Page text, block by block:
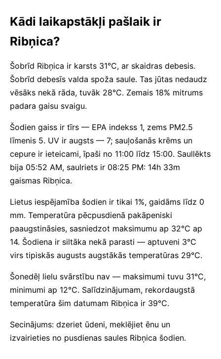
Kādi laikapstākļi pašlaik ir
Ribņica?
Šobrīd Ribņica ir karsts 31°C, ar skaidras debesis.
Šobrīd debesīs valda spoža saule. Tas jūtas nedaudz
vēsāks nekā rāda, tuvāk 28°C. Zemais 18% mitrums
padara gaisu svaigu.
Šodien gaiss ir tīrs — EPA indekss 1, zems PM2.5
līmenis 5. UV ir augsts — 7; sauļošanās krēms un
cepure ir ieteicami, īpaši no 11:00 līdz 15:00. Saullēkts
bija 05:52 AM, saulriets ir 08:25 PM: 14h 33m
gaismas Ribņica.
Lietus iespējamība šodien ir tikai 1%, gaidāms līdz 0
mm. Temperatūra pēcpusdienā pakāpeniski
paaugstināsies, sasniedzot maksimumu ap 32°C ap
14. Šodiena ir siltāka nekā parasti — aptuveni 3°C
virs tipiskās augusts augstākās temperatūras 29°C.
Šonedēļ lielu svārstību nav — maksimumi tuvu 31°C,
minimumi ap 12°C. Salīdzinājumam, rekordaugstā
temperatūra šim datumam Ribņica ir 39°C.
Secinājums: dzeriet ūdeni, meklējiet ēnu un
izvairieties no pusdienas saules Ribņica šodien.